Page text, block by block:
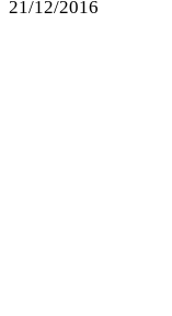
21/12/2016